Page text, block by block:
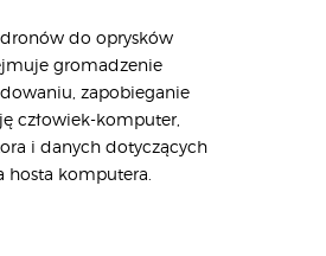
dronów do oprysków
gromadzenie
zapobieganie
człowiek-komputer,
i danych dotyczących
hosta komputera.